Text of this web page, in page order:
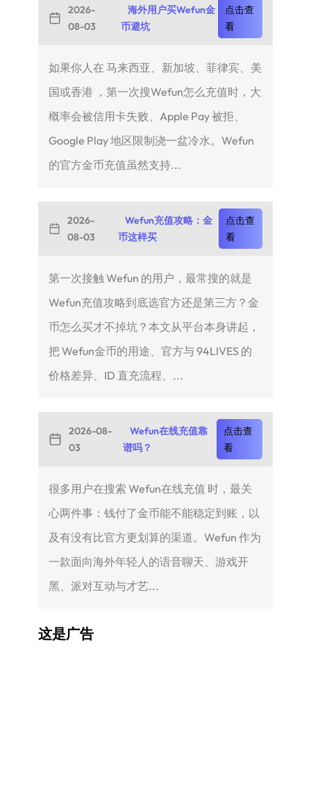
2026-
08-03
海外用户买Wefun金
币避坑
点击查
看
如果你人在 马来西亚、新加坡、菲律宾、美
国或香港 ，第一次搜Wefun怎么充值时，大
概率会被信用卡失败、Apple Pay 被拒、
Google Play 地区限制浇一盆冷水。Wefun
的官方金币充值虽然支持...
2026-
08-03
Wefun充值攻略：金
币这样买
点击查
看
第一次接触 Wefun 的用户，最常搜的就是
Wefun充值攻略到底选官方还是第三方？金
币怎么买才不掉坑？本文从平台本身讲起，
把 Wefun金币的用途、官方与 94LIVES 的
价格差异、ID 直充流程、...
2026-08-
03
Wefun在线充值靠
谱吗？
点击查
看
很多用户在搜索 Wefun在线充值 时，最关
心两件事：钱付了金币能不能稳定到账，以
及有没有比官方更划算的渠道。Wefun 作为
一款面向海外年轻人的语音聊天、游戏开
黑、派对互动与才艺...
这是广告